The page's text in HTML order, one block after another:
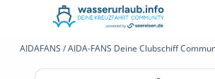
AIDAFANS / AIDA-FANS Deine Clubschiff